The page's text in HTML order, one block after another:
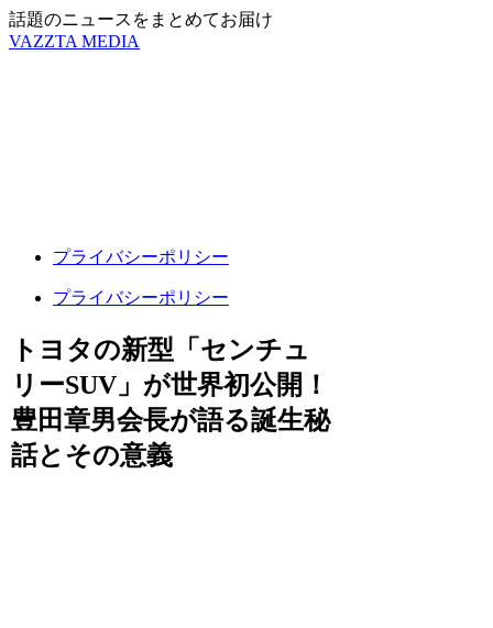
話題のニュースをまとめてお届け
VAZZTA MEDIA
プライバシーポリシー
プライバシーポリシー
トヨタの新型「センチュ
リーSUV」が世界初公開！
豊田章男会長が語る誕生秘
話とその意義